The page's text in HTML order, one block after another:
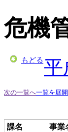
危機
もどる
次の一覧へ一覧を展開
課名 事業